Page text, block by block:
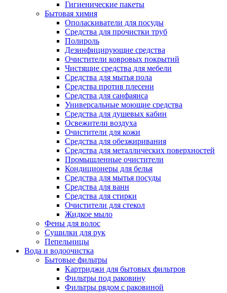
Гигиенические пакеты
Бытовая химия
Ополаскиватели для посуды
Средства для прочистки труб
Полироль
Дезинфицирующие средства
Очистители ковровых покрытий
Чистящие средства для мебели
Средства для мытья пола
Средства против плесени
Средства для санфаянса
Универсальные моющие средства
Средства для душевых кабин
Освежители воздуха
Очистители для кожи
Средства для обезжиривания
Средства для металлических поверхностей
Промышленные очистители
Кондиционеры для белья
Средства для мытья посуды
Средства для ванн
Средства для стирки
Очистители для стекол
Жидкое мыло
Фены для волос
Сушилки для рук
Пепельницы
Вода и водоочистка
Бытовые фильтры
Картриджи для бытовых фильтров
Фильтры под раковину
Фильтры рядом с раковиной